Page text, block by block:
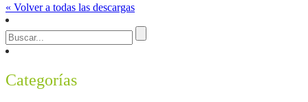
« Volver a todas las descargas
Categorías